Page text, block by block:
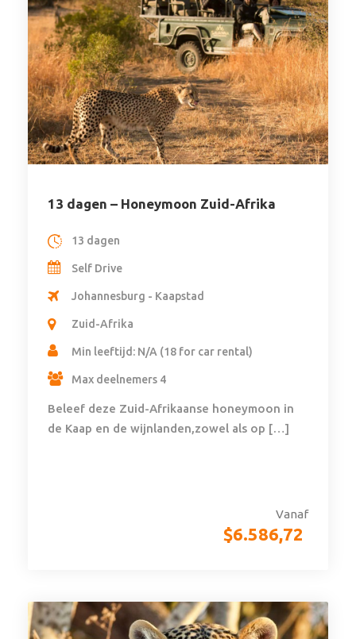
13 dagen – Honeymoon Zuid-Afrika
Vanaf
$6.586,72
13 dagen
Self Drive
Johannesburg - Kaapstad
Zuid-Afrika
Min leeftijd: N/A (18 for car rental)
Max deelnemers 4
Beleef deze Zuid-Afrikaanse honeymoon in
de Kaap en de wijnlanden,zowel als op […]